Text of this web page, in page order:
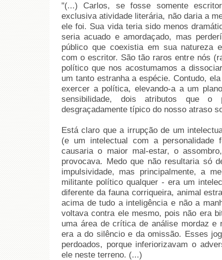
"(...) Carlos, se fosse somente
exclusiva atividade literária, não daria a
ele foi. Sua vida teria sido menos
seria acuado e amordaçado, mas
público que coexistia em sua natureza
com o escritor. São tão raros entre nós
político que nos acostumamos a
um tanto estranha a espécie. Contudo,
exercer a política, elevando-a a um
sensibilidade, dois atributos que o
desgraçadamente típico do nosso atraso
Está claro que a irrupção de um
(e um intelectual com a personalidade
causaria o maior mal-estar, o
provocava. Medo que não resultaria só
impulsividade, mas principalmente, a
militante político qualquer - era um
diferente da fauna corriqueira, animal
acima de tudo a inteligência e não a
voltava contra ele mesmo, pois não era
uma área de crítica de análise mordaz e
era a do silêncio e da omissão. Esses
perdoados, porque inferiorizavam o
ele neste terreno. (...)